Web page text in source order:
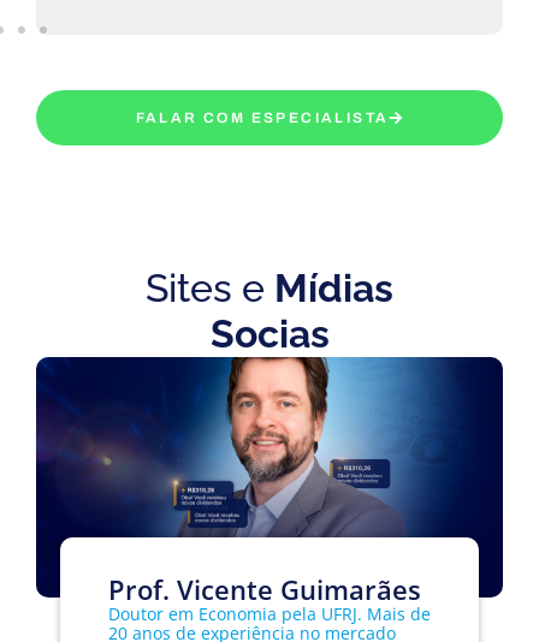
FALAR COM ESPECIALISTA
Sites e Mídias
Socias
Prof. Vicente Guimarães
Doutor em Economia pela UFRJ. Mais de
20 anos de experiência no mercado